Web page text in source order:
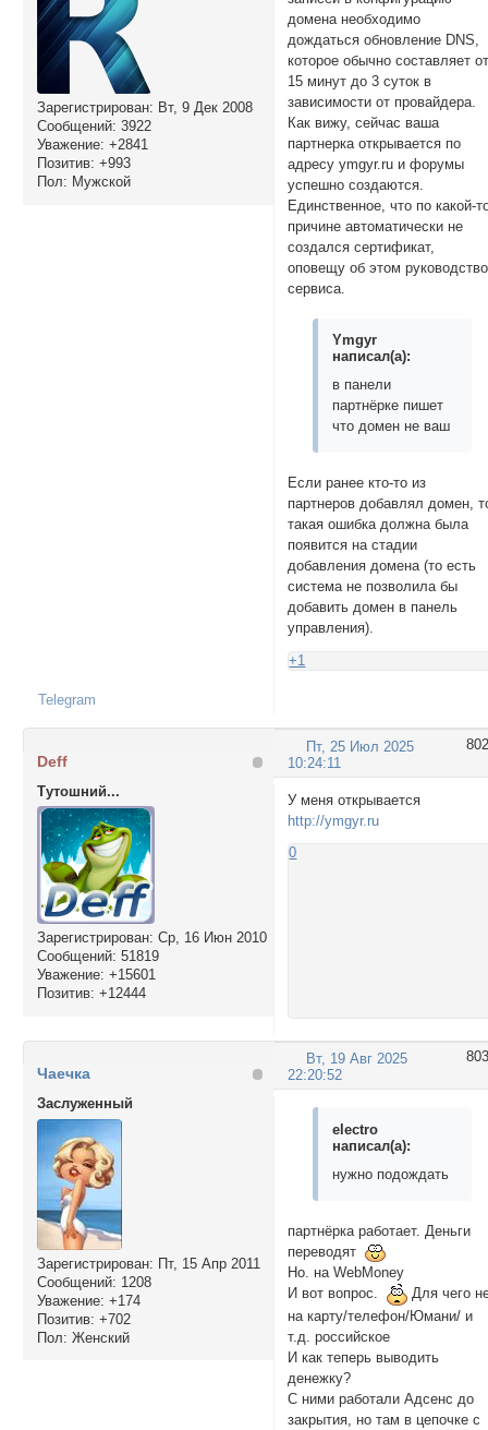
Зарегистрирован: Вт, 9 Дек 2008
Сообщений: 3922
Уважение: +2841
Позитив: +993
Пол: Мужской
домена необходимо
дождаться обновление DNS,
которое обычно составляет
15 минут до 3 суток в
зависимости от провайдера.
Как вижу, сейчас ваша
партнерка открывается по
адресу ymgyr.ru и форумы
успешно создаются.
Единственное, что по какой-
причине автоматически не
создался сертификат,
оповещу об этом руководство
сервиса.
Ymgyr
написал(а):
в панели
партнёрке пишет
что домен не ваш
Если ранее кто-то из
партнеров добавлял домен,
такая ошибка должна была
появится на стадии
добавления домена (то есть
система не позволила бы
добавить домен в панель
управления).
+1
Telegram
802
Пт, 25 Июл 2025
10:24:11
Deff
Тутошний...
Зарегистрирован: Ср, 16 Июн 2010
Сообщений: 51819
Уважение: +15601
Позитив: +12444
У меня открывается
http://ymgyr.ru
0
803
Вт, 19 Авг 2025
22:20:52
Чаечка
Заслуженный
Зарегистрирован: Пт, 15 Апр 2011
Сообщений: 1208
Уважение: +174
Позитив: +702
Пол: Женский
electro
написал(а):
нужно подождать
партнёрка работает. Деньги
переводят
Но. на WebMoney
И вот вопрос.
Для чего
на карту/телефон/Юмани/ и
т.д. российское
И как теперь выводить
денежку?
С ними работали Адсенс до
закрытия, но там в цепочке с